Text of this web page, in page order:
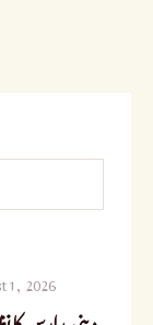
1, 2026